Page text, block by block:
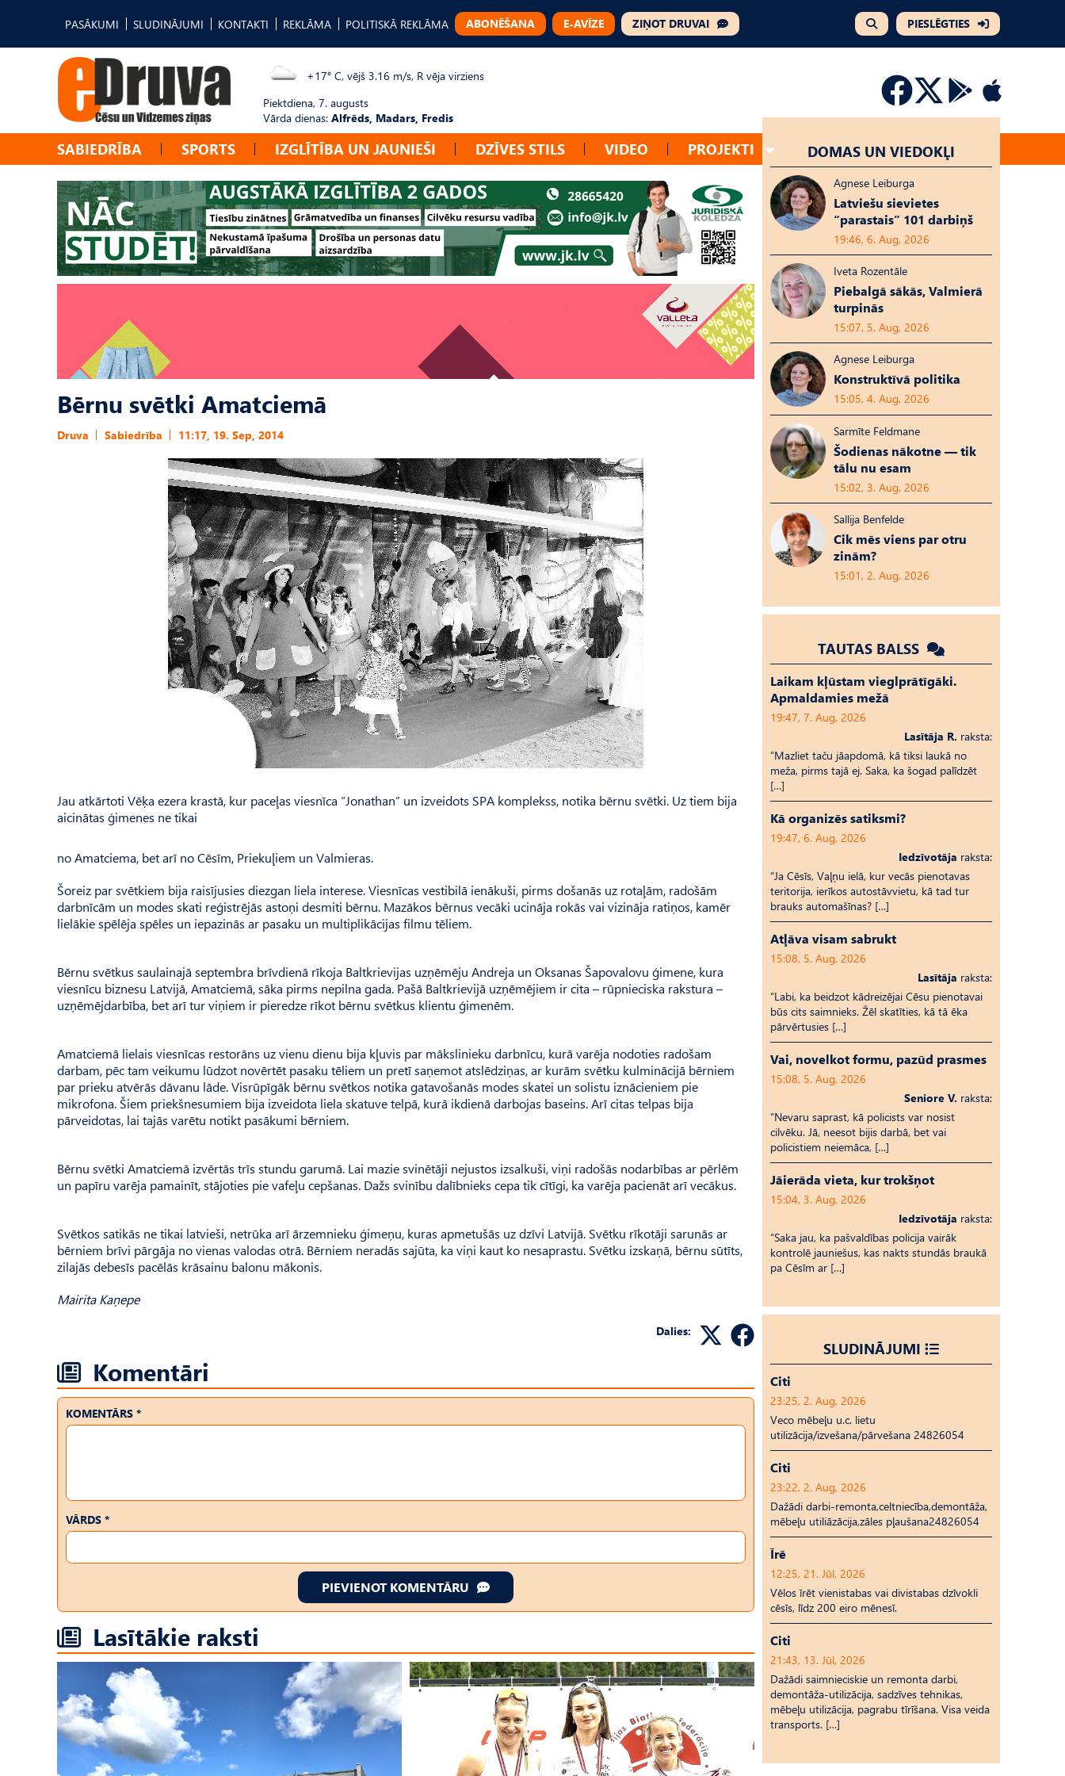
PASĀKUMI SLUDINĀJUMI KONTAKTI REKLĀMA POLITISKĀ REKLĀMA ABONĒŠANA E-AVĪZE ZIŅOT DRUVAI PIESLĒGTIES
+17° C, vējš 3.16 m/s, R vēja virziens
Piektdiena, 7. augusts
Vārda dienas: Alfrēds, Madars, Fredis
SABIEDRĪBA SPORTS IZGLĪTĪBA UN JAUNIEŠI DZĪVES STILS VIDEO PROJEKTI
Bērnu svētki Amatciemā
Druva Sabiedrība 11:17, 19. Sep, 2014
Jau atkārtoti Vēķa ezera krastā, kur paceļas viesnīca “Jonathan” un izveidots SPA komplekss, notika bērnu svētki. Uz tiem bija
aicinātas ģimenes ne tikai
no Amatciema, bet arī no Cēsīm, Priekuļiem un Valmieras.
Šoreiz par svētkiem bija raisījusies diezgan liela interese. Viesnīcas vestibilā ienākuši, pirms došanās uz rotaļām, radošām
darbnīcām un modes skati reģistrējās astoņi desmiti bērnu. Mazākos bērnus vecāki ucināja rokās vai vizināja ratiņos, kamēr
lielākie spēlēja spēles un iepazinās ar pasaku un multiplikācijas filmu tēliem.
Bērnu svētkus saulainajā septembra brīvdienā rīkoja Baltkrievijas uzņēmēju Andreja un Oksanas Šapovalovu ģimene, kura
viesnīcu biznesu Latvijā, Amatciemā, sāka pirms nepilna gada. Pašā Baltkrievijā uzņēmējiem ir cita – rūpnieciska rakstura –
uzņēmējdarbība, bet arī tur viņiem ir pieredze rīkot bērnu svētkus klientu ģimenēm.
Amatciemā lielais viesnīcas restorāns uz vienu dienu bija kļuvis par mākslinieku darbnīcu, kurā varēja nodoties radošam
darbam, pēc tam veikumu lūdzot novērtēt pasaku tēliem un pretī saņemot atslēdziņas, ar kurām svētku kulminācijā bērniem
par prieku atvērās dāvanu lāde. Visrūpīgāk bērnu svētkos notika gatavošanās modes skatei un solistu iznācieniem pie
mikrofona. Šiem priekšnesumiem bija izveidota liela skatuve telpā, kurā ikdienā darbojas baseins. Arī citas telpas bija
pārveidotas, lai tajās varētu notikt pasākumi bērniem.
Bērnu svētki Amatciemā izvērtās trīs stundu garumā. Lai mazie svinētāji nejustos izsalkuši, viņi radošās nodarbības ar pērlēm
un papīru varēja pamainīt, stājoties pie vafeļu cepšanas. Dažs svinību dalībnieks cepa tik cītīgi, ka varēja pacienāt arī vecākus.
Svētkos satikās ne tikai latvieši, netrūka arī ārzemnieku ģimeņu, kuras apmetušās uz dzīvi Latvijā. Svētku rīkotāji sarunās ar
bērniem brīvi pārgāja no vienas valodas otrā. Bērniem neradās sajūta, ka viņi kaut ko nesaprastu. Svētku izskaņā, bērnu sūtīts,
zilajās debesīs pacēlās krāsainu balonu mākonis.
Mairita Kaņepe
Dalies:
Komentāri
KOMENTĀRS *
VĀRDS *
PIEVIENOT KOMENTĀRU
Lasītākie raksti
DOMAS UN VIEDOKĻI
Agnese Leiburga
Latviešu sievietes
“parastais” 101 darbiņš
19:46, 6. Aug, 2026
Iveta Rozentāle
Piebalgā sākās, Valmierā
turpinās
15:07, 5. Aug, 2026
Agnese Leiburga
Konstruktīvā politika
15:05, 4. Aug, 2026
Sarmīte Feldmane
Šodienas nākotne — tik
tālu nu esam
15:02, 3. Aug, 2026
Sallija Benfelde
Cik mēs viens par otru
zinām?
15:01, 2. Aug, 2026
TAUTAS BALSS
Laikam kļūstam vieglprātīgāki.
Apmaldamies mežā
19:47, 7. Aug, 2026
Lasītāja R. raksta:
“Mazliet taču jāapdomā, kā tiksi laukā no
meža, pirms tajā ej. Saka, ka šogad palīdzēt
[…]
Kā organizēs satiksmi?
19:47, 6. Aug, 2026
Iedzīvotāja raksta:
“Ja Cēsīs, Vaļņu ielā, kur vecās pienotavas
teritorija, ierīkos autostāvvietu, kā tad tur
brauks automašīnas? […]
Atļāva visam sabrukt
15:08, 5. Aug, 2026
Lasītāja raksta:
“Labi, ka beidzot kādreizējai Cēsu pienotavai
būs cits saimnieks. Žēl skatīties, kā tā ēka
pārvērtusies […]
Vai, novelkot formu, pazūd prasmes
15:08, 5. Aug, 2026
Seniore V. raksta:
“Nevaru saprast, kā policists var nosist
cilvēku. Jā, neesot bijis darbā, bet vai
policistiem neiemāca, […]
Jāierāda vieta, kur trokšņot
15:04, 3. Aug, 2026
Iedzīvotāja raksta:
“Saka jau, ka pašvaldības policija vairāk
kontrolē jauniešus, kas nakts stundās braukā
pa Cēsīm ar […]
SLUDINĀJUMI
Citi
23:25, 2. Aug, 2026
Veco mēbeļu u.c. lietu
utilizācija/izvešana/pārvešana 24826054
Citi
23:22, 2. Aug, 2026
Dažādi darbi-remonta,celtniecība,demontāža,
mēbeļu utiliāzācija,zāles pļaušana24826054
Īrē
12:25, 21. Jūl, 2026
Vēlos īrēt vienistabas vai divistabas dzīvokli
cēsīs, līdz 200 eiro mēnesī.
Citi
21:43, 13. Jūl, 2026
Dažādi saimnieciskie un remonta darbi,
demontāža-utilizācija, sadzīves tehnikas,
mēbeļu utilizācija, pagrabu tīrīšana. Visa veida
transports. […]